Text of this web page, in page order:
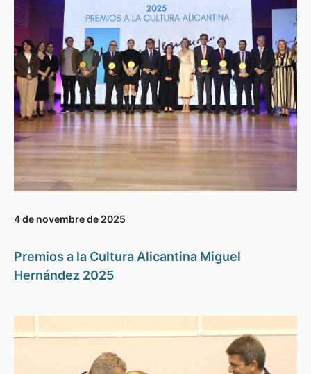
4 de novembre de 2025
Premios a la Cultura Alicantina Miguel
Hernández 2025